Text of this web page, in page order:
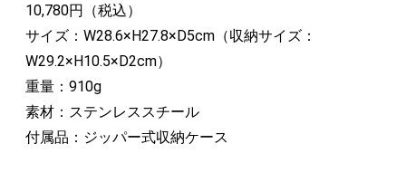
10,780円（税込）
サイズ：W28.6×H27.8×D5cm（収納サイズ：
W29.2×H10.5×D2cm）
重量：910g
素材：ステンレススチール
付属品：ジッパー式収納ケース